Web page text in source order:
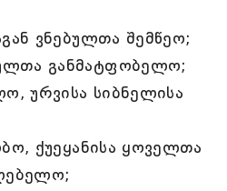
ვნებულთა შემწეო;
განმატფობელო;
ურვისა სიბნელისა
ქუეყანისა ყოველთა